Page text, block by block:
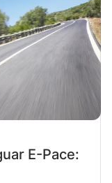
E-Pace: